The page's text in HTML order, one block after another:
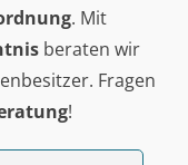
. Mit
beraten wir
Fragen
!